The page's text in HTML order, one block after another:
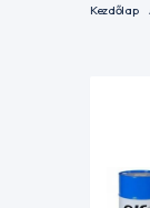
Kezdőlap